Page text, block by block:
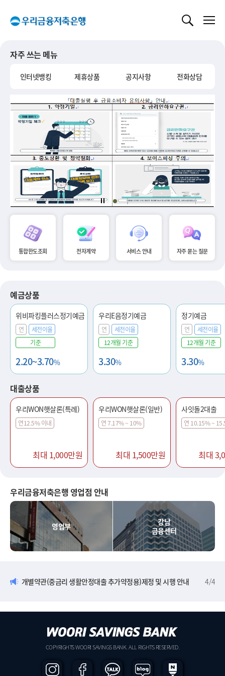
자주 쓰는 메뉴
인터넷뱅킹 제휴상품 공지사항 전화상담
통합한도조회 전자계약 서비스 안내 자주 묻는 질문
예금상품
위비파킹플러스정기예금
연
세전이율
기준
2.20~3.70%
우리E음정기예금
연
세전이율
12개월 기준
3.30%
정기예금
연
세전이율
12개월 기준
3.30%
대출상품
우리WON햇살론(특례)
연12.5% 이내
최대 1,000만원
우리WON햇살론(일반)
연 7.17% ~ 10%
최대 1,500만원
사잇돌2대출
연 10.15% ~
최대
우리금융저축은행 영업점 안내
영업부
강남
금융센터
개별약관(중금리 생활안정대출 추가약정용)제정 및 시행 안내 4/4
COPYRIGHTS WOORI SAVINGS BANK. ALL RIGHTS RESERVED.